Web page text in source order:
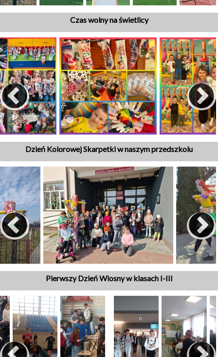
Czas wolny na świetlicy
Dzień Kolorowej Skarpetki w naszym przedszkolu
Pierwszy Dzień Wiosny w klasach I-III